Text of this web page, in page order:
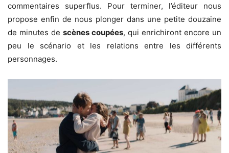
commentaires superflus. Pour terminer, l’éditeur nous
propose enfin de nous plonger dans une petite douzaine
de minutes de scènes coupées, qui enrichiront encore un
peu le scénario et les relations entre les différents
personnages.